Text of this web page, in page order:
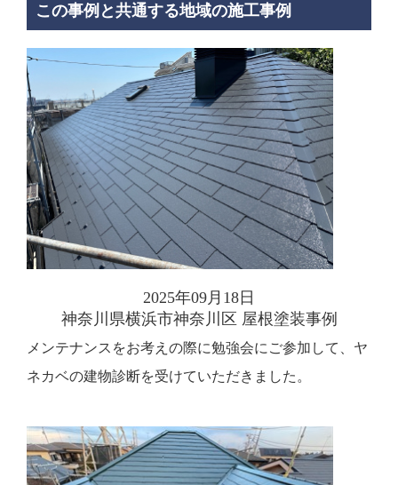
この事例と共通する地域の施工事例
2025年09月18日
神奈川県横浜市神奈川区 屋根塗装事例
メンテナンスをお考えの際に勉強会にご参加して、ヤ
ネカベの建物診断を受けていただきました。